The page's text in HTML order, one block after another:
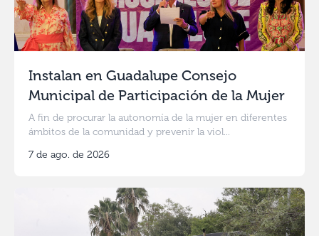
Instalan en Guadalupe Consejo
Municipal de Participación de la Mujer
A fin de procurar la autonomía de la mujer en diferentes
ámbitos de la comunidad y prevenir la viol...
7 de ago. de 2026